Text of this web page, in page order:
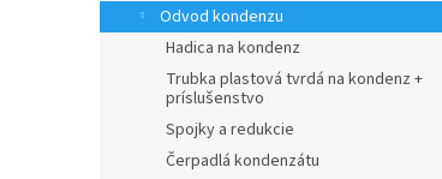
Odvod kondenzu
Hadica na kondenz
Trubka plastová tvrdá na kondenz +
príslušenstvo
Spojky a redukcie
Čerpadlá kondenzátu